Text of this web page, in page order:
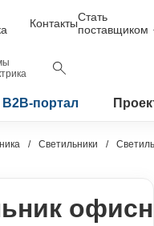
КонтактыСтать
поставщиком
B2B-портал
Светильники